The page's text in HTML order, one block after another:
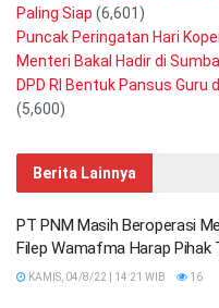
Paling Siap (6,601)
Puncak Peringatan Hari
Menteri Bakal Hadir di
DPD RI Bentuk Pansus Guru
(5,600)
Berita Lainnya
PT PNM Masih Beroperasi
Filep Wamafma Harap Pihak
KAMIS, 04/8/22 | 14:21 WIB 16